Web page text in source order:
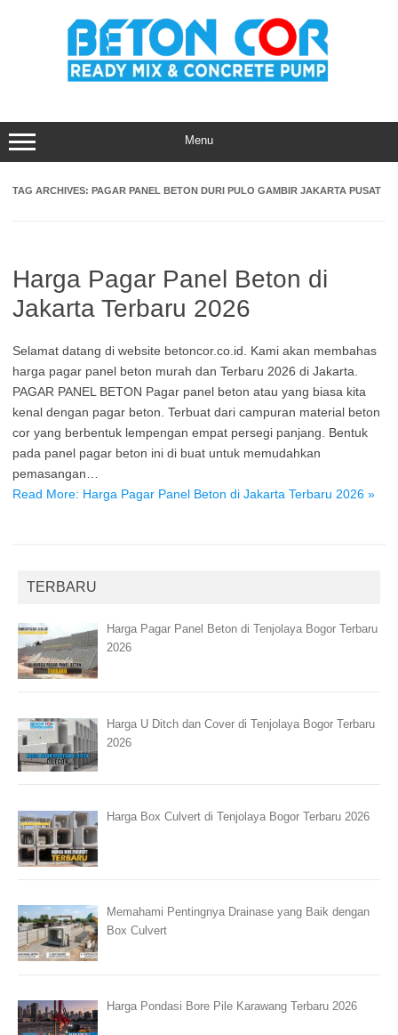
Menu
TAG ARCHIVES: PAGAR PANEL BETON DURI PULO GAMBIR JAKARTA PUSAT
Harga Pagar Panel Beton di
Jakarta Terbaru 2026
Selamat datang di website betoncor.co.id. Kami akan membahas
harga pagar panel beton murah dan Terbaru 2026 di Jakarta.
PAGAR PANEL BETON Pagar panel beton atau yang biasa kita
kenal dengan pagar beton. Terbuat dari campuran material beton
cor yang berbentuk lempengan empat persegi panjang. Bentuk
pada panel pagar beton ini di buat untuk memudahkan
pemasangan…
Read More: Harga Pagar Panel Beton di Jakarta Terbaru 2026 »
TERBARU
Harga Pagar Panel Beton di Tenjolaya Bogor Terbaru
2026
Harga U Ditch dan Cover di Tenjolaya Bogor Terbaru
2026
Harga Box Culvert di Tenjolaya Bogor Terbaru 2026
Memahami Pentingnya Drainase yang Baik dengan
Box Culvert
Harga Pondasi Bore Pile Karawang Terbaru 2026